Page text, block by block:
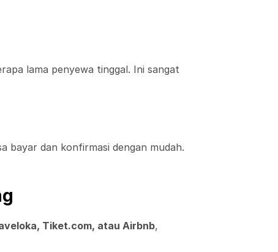
lama penyewa tinggal. Ini sangat
bayar dan konfirmasi dengan mudah.
Tiket.com, atau Airbnb,